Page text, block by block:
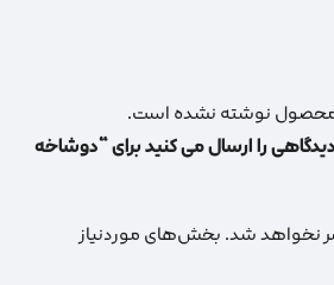
محصول نوشته نشده است.
را ارسال می کنید برای “دوشاخه
نخواهد شد.بخش‌های موردنیاز